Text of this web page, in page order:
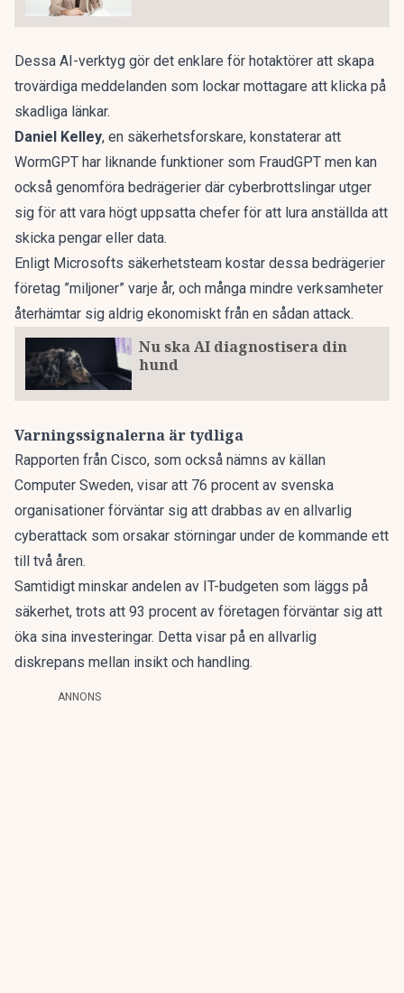
Dessa AI-verktyg gör det enklare för hotaktörer att skapa
trovärdiga meddelanden som lockar mottagare att klicka på
skadliga länkar.
Daniel Kelley, en säkerhetsforskare, konstaterar att
WormGPT har liknande funktioner som FraudGPT men kan
också genomföra bedrägerier där cyberbrottslingar utger
sig för att vara högt uppsatta chefer för att lura anställda att
skicka pengar eller data.
Enligt Microsofts säkerhetsteam kostar dessa bedrägerier
företag ”miljoner” varje år, och många mindre verksamheter
återhämtar sig aldrig ekonomiskt från en sådan attack.
Nu ska AI diagnostisera din
hund
Varningssignalerna är tydliga
Rapporten från Cisco, som också nämns av källan
Computer Sweden, visar att 76 procent av svenska
organisationer förväntar sig att drabbas av en allvarlig
cyberattack som orsakar störningar under de kommande ett
till två åren.
Samtidigt minskar andelen av IT-budgeten som läggs på
säkerhet, trots att 93 procent av företagen förväntar sig att
öka sina investeringar. Detta visar på en allvarlig
diskrepans mellan insikt och handling.
ANNONS